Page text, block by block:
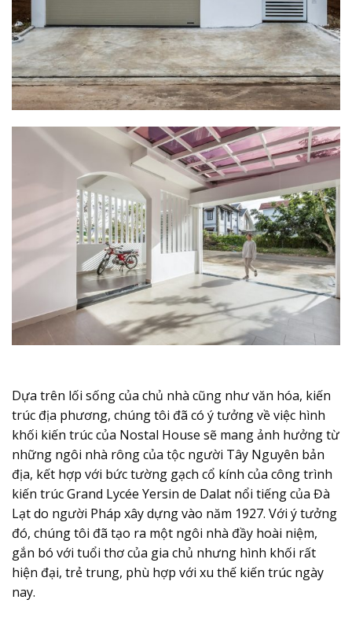
Dựa trên lối sống của chủ nhà cũng như văn hóa, kiến
trúc địa phương, chúng tôi đã có ý tưởng về việc hình
khối kiến trúc của Nostal House sẽ mang ảnh hưởng từ
những ngôi nhà rông của tộc người Tây Nguyên bản
địa, kết hợp với bức tường gạch cổ kính của công trình
kiến trúc Grand Lycée Yersin de Dalat nổi tiếng của Đà
Lạt do người Pháp xây dựng vào năm 1927. Với ý tưởng
đó, chúng tôi đã tạo ra một ngôi nhà đầy hoài niệm,
gắn bó với tuổi thơ của gia chủ nhưng hình khối rất
hiện đại, trẻ trung, phù hợp với xu thế kiến trúc ngày
nay.